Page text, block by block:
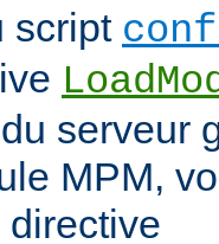
script
serveur
MPM,
directive